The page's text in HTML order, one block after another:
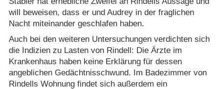
will beweisen, dass er und Audrey in der fraglichen
Nacht miteinander geschlafen haben.
Auch bei den weiteren Untersuchungen verdichten sich
die Indizien zu Lasten von Rindell: Die Ärzte im
Krankenhaus haben keine Erklärung für dessen
angeblichen Gedächtnisschwund. Im Badezimmer von
Rindells Wohnung findet sich außerdem ein